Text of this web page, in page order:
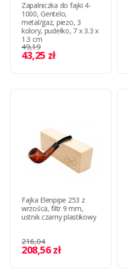
Zapalniczka do fajki 4-
1000, Gentelo,
metal/gaz, piezo, 3
kolory, pudełko, 7 x 3.3 х
1.3 cm
49,19
43,25 zł
Fajka Elenpipe 253 z
wrzośca, filtr 9 mm,
ustnik czarny plastikowy
216,04
208,56 zł